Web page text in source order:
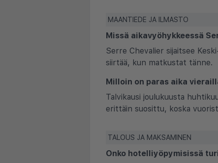
MAANTIEDE JA ILMASTO
Missä aikavyöhykkeessä
Serre Chevalier sijaitsee
siirtää, kun matkustat tänne.
Milloin on paras aika
Talvikausi joulukuusta
erittäin suosittu, koska
TALOUS JA MAKSAMINEN
Onko hotelliyöpymisissä